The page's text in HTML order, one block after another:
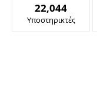
22,044
Υποστηρικτές